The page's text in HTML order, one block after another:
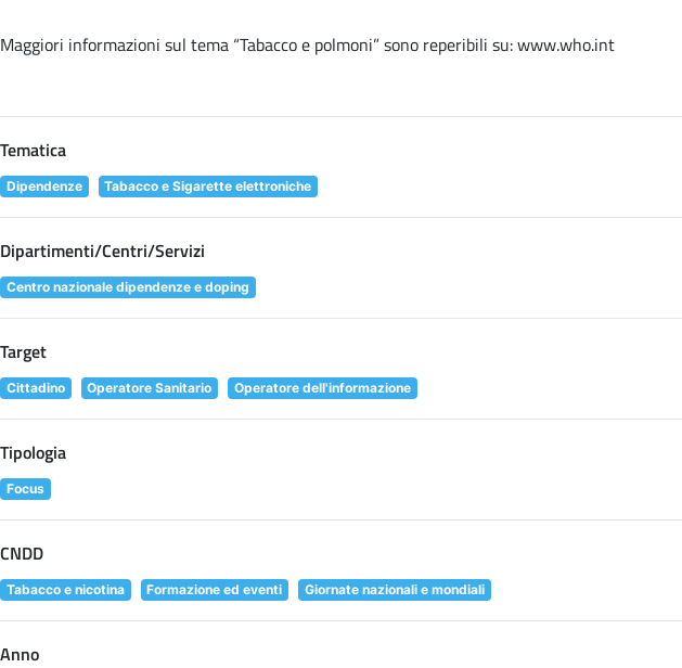
Maggiori informazioni sul tema “Tabacco e polmoni” sono reperibili su: www.who.int
Tematica
Dipendenze Tabacco e Sigarette elettroniche
Dipartimenti/Centri/Servizi
Centro nazionale dipendenze e doping
Target
Cittadino Operatore Sanitario Operatore dell'informazione
Tipologia
Focus
CNDD
Tabacco e nicotina Formazione ed eventi Giornate nazionali e mondiali
Anno